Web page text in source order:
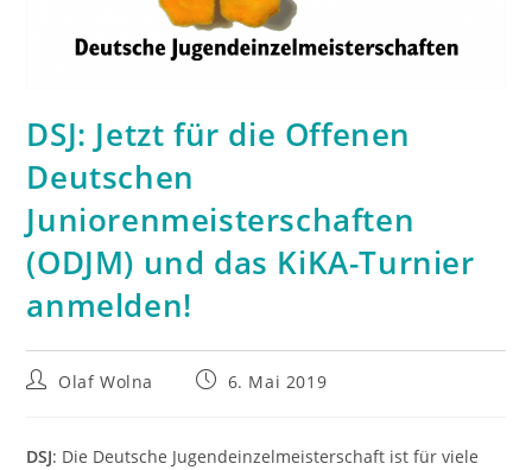
DSJ: Jetzt für die Offenen
Deutschen
Juniorenmeisterschaften
(ODJM) und das KiKA-Turnier
anmelden!
Beitrags-
Olaf Wolna
Beitrag6. Mai 2019
DSJ: Die Deutsche Jugendeinzelmeisterschaft ist für viele